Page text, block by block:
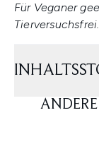
Für Veganer
Tierversuchsfrei.